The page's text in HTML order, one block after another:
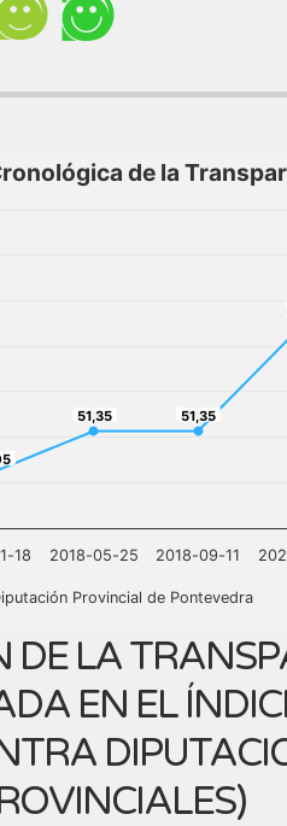
de la
51,35
51,35 51,35
51,35
Provincial de Pontevedra
18 2018-05-25 2018-09-11
DE LA
EN EL
)